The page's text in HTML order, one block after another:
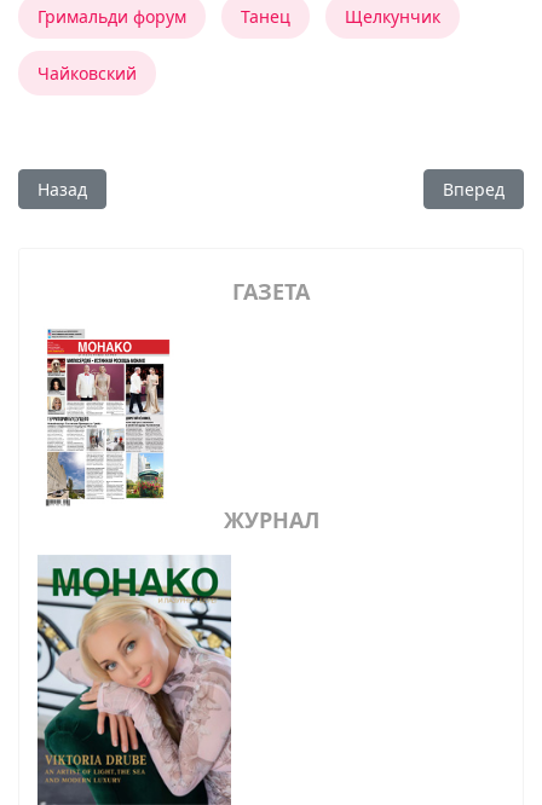
Гримальди форум Танец Щелкунчик
Чайковский
Предыдущий: Два концерта в конце недели
Назад Вперед
ГАЗЕТА
ЖУРНАЛ